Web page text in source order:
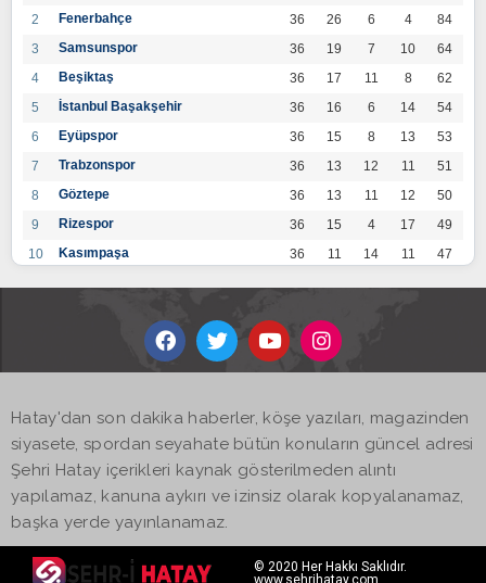
2
Fenerbahçe 36 26 6 4
84
3
Samsunspor 36 19 7 10
64
4
Beşiktaş 36 17 11 8
62
5
İstanbul Başakşehir 36 16 6 14
54
6
Eyüpspor 36 15 8 13
53
7
Trabzonspor 36 13 12 11
51
8
Göztepe 36 13 11 12
50
9
Rizespor 36 15 4 17
49
10
Kasımpaşa 36 11 14 11
47
36 12
14
Kayserispor 36 11 12 13
45
BB Bodrumspor 17
Sivasspor
Hatayspor 36
19
Adana Demirspor
Hatay'dan son dakika haberler, köşe yazıları, magazinden
siyasete, spordan seyahate bütün konuların güncel adresi
Şehri Hatay içerikleri kaynak gösterilmeden alıntı
yapılamaz, kanuna aykırı ve izinsiz olarak kopyalanamaz,
başka yerde yayınlanamaz.
© 2020 Her Hakkı Saklıdır.
www.sehrihatay.com